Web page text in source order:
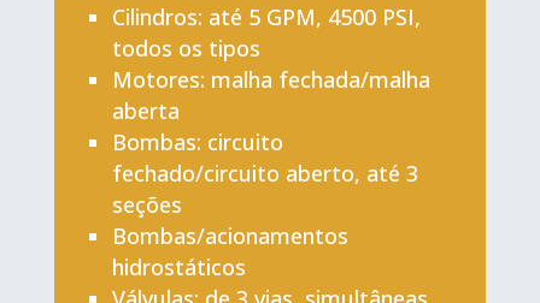
Cilindros: até 5 GPM, 4500 PSI,
todos os tipos
Motores: malha fechada/malha
aberta
Bombas: circuito
fechado/circuito aberto, até 3
seções
Bombas/acionamentos
hidrostáticos